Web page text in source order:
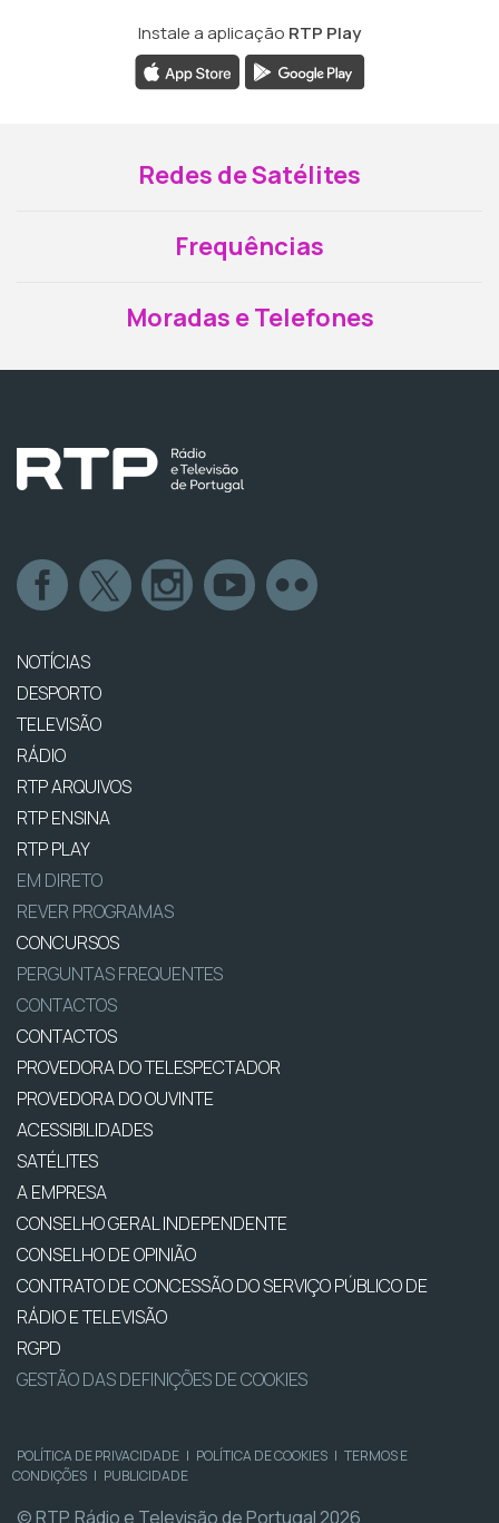
Instale a aplicação RTP Play
Redes de Satélites
Frequências
Moradas e Telefones
NOTÍCIAS
DESPORTO
TELEVISÃO
RÁDIO
RTP ARQUIVOS
RTP ENSINA
RTP PLAY
EM DIRETO
REVER PROGRAMAS
CONCURSOS
PERGUNTAS FREQUENTES
CONTACTOS
CONTACTOS
PROVEDORA DO TELESPECTADOR
PROVEDORA DO OUVINTE
ACESSIBILIDADES
SATÉLITES
A EMPRESA
CONSELHO GERAL INDEPENDENTE
CONSELHO DE OPINIÃO
CONTRATO DE CONCESSÃO DO SERVIÇO PÚBLICO DE
RÁDIO E TELEVISÃO
RGPD
GESTÃO DAS DEFINIÇÕES DE COOKIES
POLÍTICA DE PRIVACIDADE | POLÍTICA DE COOKIES | TERMOS E
CONDIÇÕES | PUBLICIDADE
© RTP, Rádio e Televisão de Portugal 2026